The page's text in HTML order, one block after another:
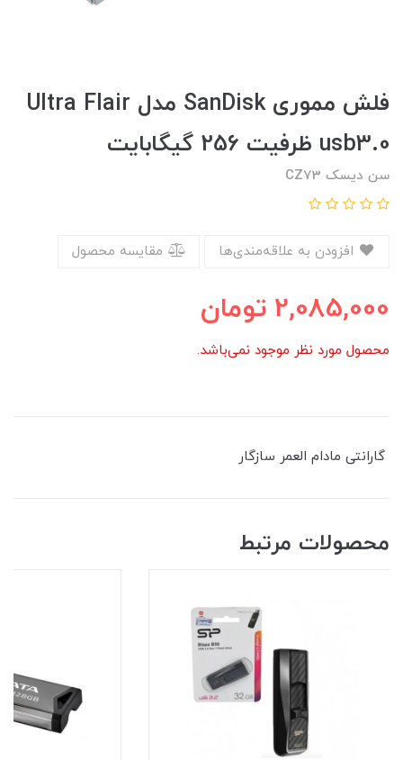
فلش مموری SanDisk مدل Ultra Flair
usb3.0 ظرفیت 256 گیگابایت
سن دیسک CZ73
مقایسه محصول
2,085,000 تومان
محصول مورد نظر موجود نمی‌باشد.
گارانتی مادام العمر سازگار
محصولات مرتبط